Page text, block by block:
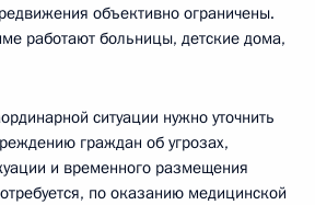
объективно ограничены.
работают больницы, детские дома,
ситуации нужно уточнить
граждан об угрозах,
и временного размещения
по оказанию медицинской